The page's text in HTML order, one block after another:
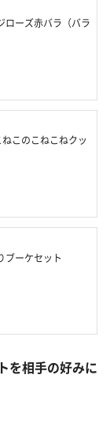
ローズ赤バラ（バラ
このこねこねクッ
ブーケセット
を相手の好みに